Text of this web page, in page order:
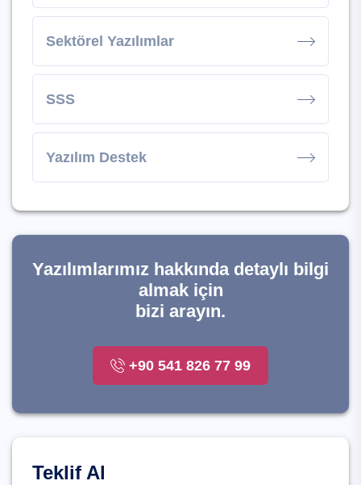
Sektörel Yazılımlar
SSS
Yazılım Destek
Yazılımlarımız hakkında detaylı bilgi
almak için
bizi arayın.
+90 541 826 77 99
Teklif Al